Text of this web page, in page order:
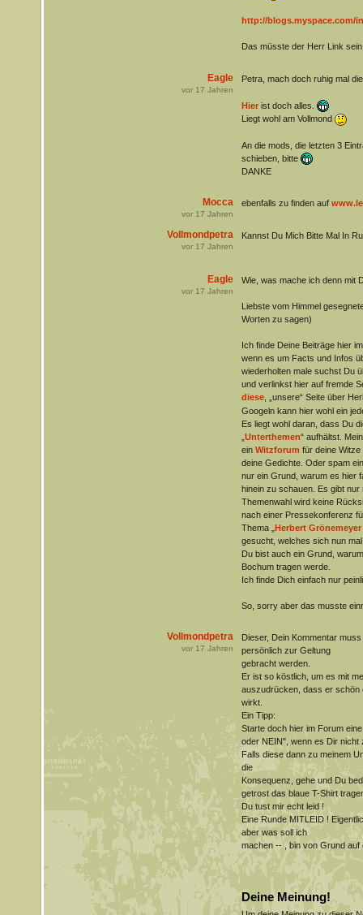
http://blogs.myspace.com/
Das müsste der Herr Link
Eagle
vor 17 Jahren
Petra, mach doch ruhig mal
Hier ist doch alles.
Liegt wohl am Vollmond
An die mods, die letzten 3
schieben, bitte
DANKE
Mocca
vor 17 Jahren
ebenfalls zu finden auf
Vollmondpetra
vor 17 Jahren
Kannst Du Mich Bitte Mal In
Eagle
vor 17 Jahren
Wie, was mache ich denn mit
Liebste vom Himmel
Worten zu sagen)
Ich finde Deine Beiträge hier
wenn es um Facts und Infos
wiederholten male suchst Du
und verlinkst hier auf fremde
diese, „unsere“ Seite über
Googeln kann hier wohl ein
Es liegt wohl daran, dass Du
Unterthemen“ aufhältst.
ein Witzforum für deine
deine Gedichte. Oder spam
nur ein Grund, warum es hier
hinein zu schauen. Es gibt
Themenwahl wird keine
nach einer Pressekonferenz
Thema „ Herbert
gesucht, welches sich nun
Du bist auch ein Grund,
Bochum tragen werde.
Ich finde Dich einfach nur
So, sorry aber das musste
Vollmondpetra
vor 17 Jahren
Dieser, Dein Kommentar
persönlich zur Geltung
gebracht werden.
Er ist so köstlich, um es mit
auszudrücken, dass er schön
wirkt.
Ein Tipp:
Starte doch hier im Forum
oder NEIN", wenn es Dir nicht
Falls diese dann zu meinem
die
Konsequenz, gehe und Du
getrost das blaue T-Shirt
Du tust mir echt leid !
Eine Runde MITLEID !
aber was soll ich
machen -- , bin von Grund auf
Deine Meinung!